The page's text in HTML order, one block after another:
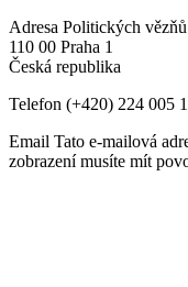
Adresa Politických
110 00 Praha 1
Česká republika
Telefon (+420) 224 005
Email Tato e-mailová
zobrazení musíte mít